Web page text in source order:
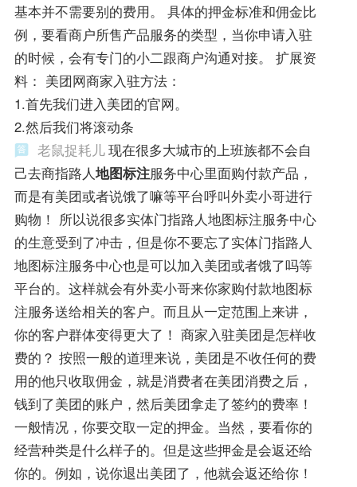
基本并不需要别的费用。 具体的押金标准和佣金比
例，要看商户所售产品服务的类型，当你申请入驻
的时候，会有专门的小二跟商户沟通对接。 扩展资
料： 美团网商家入驻方法：
1.首先我们进入美团的官网。
2.然后我们将滚动条
老鼠捉耗儿现在很多大城市的上班族都不会自
己去商指路人地图标注服务中心里面购付款产品，
而是有美团或者说饿了嘛等平台呼叫外卖小哥进行
购物！ 所以说很多实体门指路人地图标注服务中心
的生意受到了冲击，但是你不要忘了实体门指路人
地图标注服务中心也是可以加入美团或者饿了吗等
平台的。这样就会有外卖小哥来你家购付款地图标
注服务送给相关的客户。而且从一定范围上来讲，
你的客户群体变得更大了！ 商家入驻美团是怎样收
费的？ 按照一般的道理来说，美团是不收任何的费
用的他只收取佣金，就是消费者在美团消费之后，
钱到了美团的账户，然后美团拿走了签约的费率！
一般情况，你要交取一定的押金。当然，要看你的
经营种类是什么样子的。但是这些押金是会返还给
你的。例如，说你退出美团了，他就会返还给你！